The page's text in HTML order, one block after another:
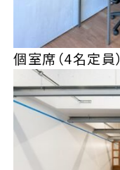
個室席（4名定員）